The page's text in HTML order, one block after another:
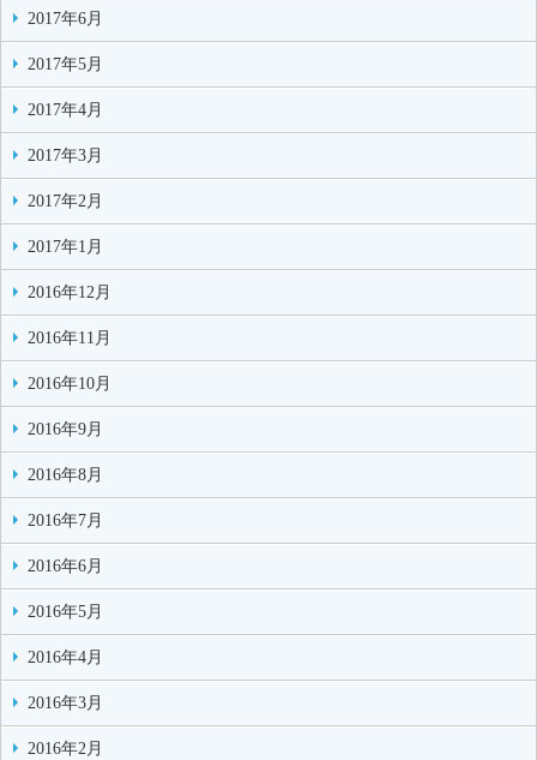
2017年6月
2017年5月
2017年4月
2017年3月
2017年2月
2017年1月
2016年12月
2016年11月
2016年10月
2016年9月
2016年8月
2016年7月
2016年6月
2016年5月
2016年4月
2016年3月
2016年2月